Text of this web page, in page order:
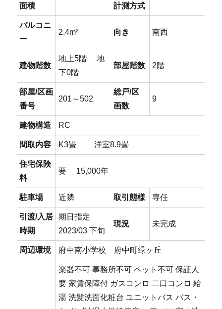
面積 計測方式
バルコニ
ー
2.4m² 向き 南西
建物階数
地上5階 地
下0階
部屋階数 2階
部屋/区画
番号
201～502
総戸/区
画数
9
建物構造 RC
間取内容 K3畳 洋室8.9畳
住宅保険
料
要 15,000年
駐車場 近隣 取引態様 専任
引渡/入居
時期
期日指定
2023/03 下旬
現況 未完成
周辺環境 府中南小学校 府中町緑ヶ丘
楽器不可 事務所不可 ペット不可 保証人
要 家賃保障付 ガスコンロ 二口コンロ 給
湯 洗髪洗面化粧台 ユニットバス バス・